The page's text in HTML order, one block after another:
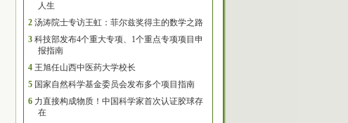
人生
2 汤涛院士专访王虹：菲尔兹奖得主的数学之路
3 科技部发布4个重大专项、1个重点专项项目申
报指南
4 王旭任山西中医药大学校长
5 国家自然科学基金委员会发布多个项目指南
6 力直接构成物质！中国科学家首次认证胶球存
在